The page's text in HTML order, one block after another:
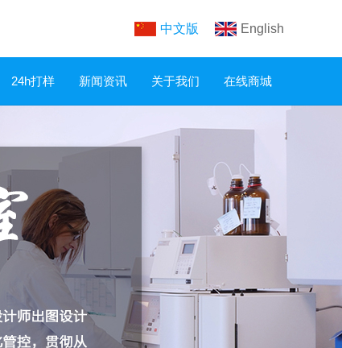
中文版 English
24h打样 新闻资讯 关于我们 在线商城